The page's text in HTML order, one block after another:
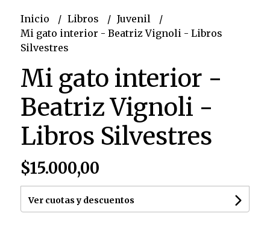
Inicio Libros
Juvenil
Mi gato interior - Beatriz Vignoli - Libros
Silvestres
Mi gato interior -
Beatriz Vignoli -
Libros Silvestres
$15.000,00
Ver cuotas y descuentos